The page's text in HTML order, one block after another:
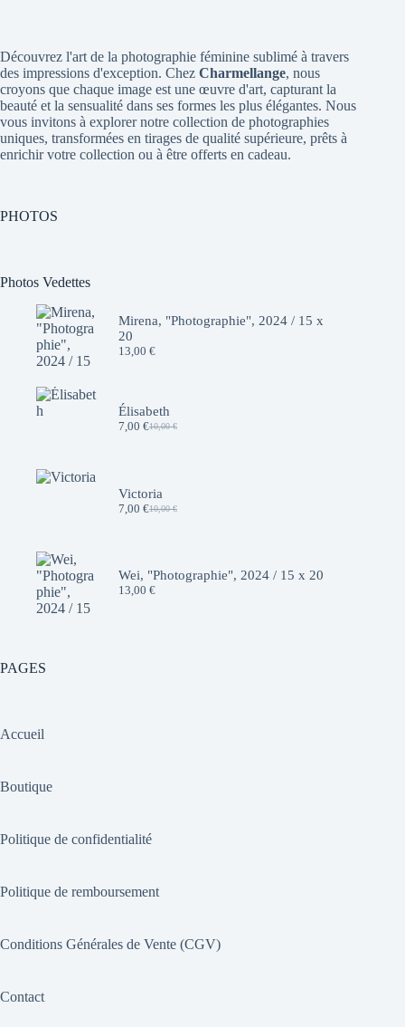
Découvrez l'art de la photographie féminine sublimé à travers
des impressions d'exception. Chez Charmellange, nous
croyons que chaque image est une œuvre d'art, capturant la
beauté et la sensualité dans ses formes les plus élégantes. Nous
vous invitons à explorer notre collection de photographies
uniques, transformées en tirages de qualité supérieure, prêts à
enrichir votre collection ou à être offerts en cadeau.
PHOTOS
Photos Vedettes
Mirena, "Photographie", 2024 / 15 x
20
13,00 €
Élisabeth
10,00€
Le
10,00 €.
7,00 €Le
7,00 €.
Victoria
10,00€
Le
10,00 €.
7,00 €Le
7,00 €.
Wei, "Photographie", 2024 / 15 x 20
13,00 €
PAGES
Accueil
Boutique
Politique de confidentialité
Politique de remboursement
Conditions Générales de Vente (CGV)
Contact